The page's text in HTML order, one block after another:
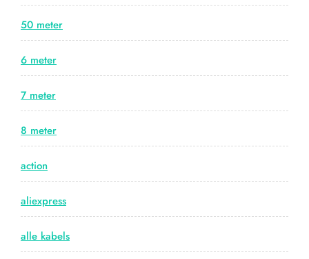
50 meter
6 meter
7 meter
8 meter
action
aliexpress
alle kabels